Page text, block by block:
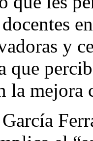
y
que
la mejora